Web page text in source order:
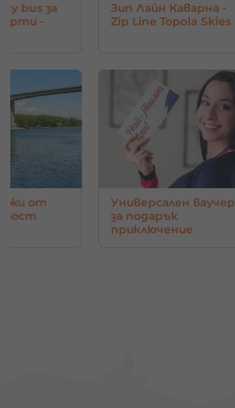
bus за
-
от
мост
Зип Лайн Каварна -
Zip Line Topola Skies
Универсален ваучер
за подарък
приключение